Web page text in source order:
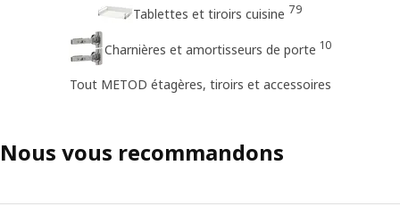
Tablettes et tiroirs cuisine 79
Charnières et amortisseurs de porte 10
Tout METOD étagères, tiroirs et accessoires
Nous vous recommandons